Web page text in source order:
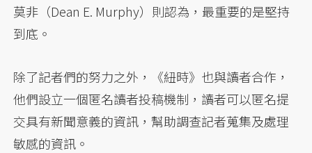
莫非（Dean E. Murphy）則認為，最重要的是堅持
到底。
除了記者們的努力之外，《紐時》也與讀者合作，
他們設立一個匿名讀者投稿機制，讀者可以匿名提
交具有新聞意義的資訊，幫助調查記者蒐集及處理
敏感的資訊。